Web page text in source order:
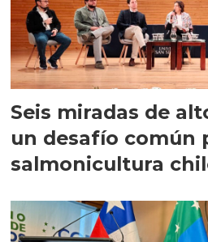
Seis miradas de
un desafío común
salmonicultura